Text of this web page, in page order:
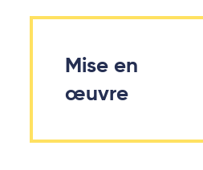
Mise en
œuvre